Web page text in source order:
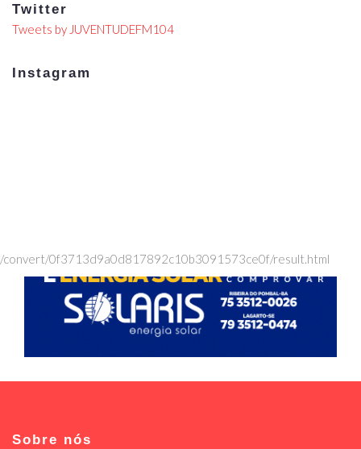
Twitter
Tweets by JUVENTUDEFM104
Instagram
/convert/0f3713d9a0d817892c10b3091573ce0f/result.html
Sobre nós